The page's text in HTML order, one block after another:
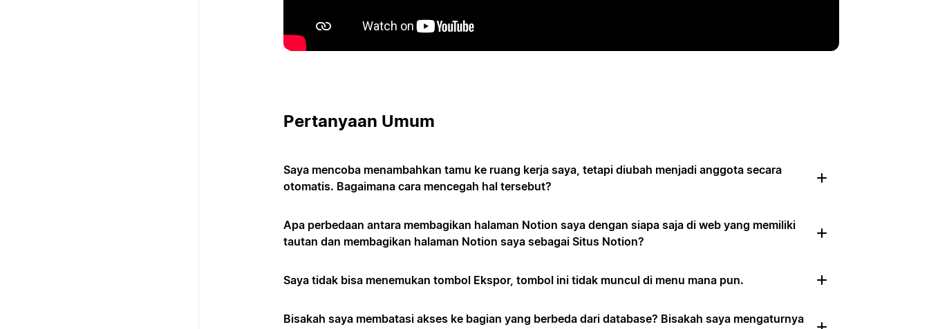
Pertanyaan Umum
Saya mencoba menambahkan tamu ke ruang kerja saya, tetapi diubah menjadi anggota secara
otomatis. Bagaimana cara mencegah hal tersebut?
Apa perbedaan antara membagikan halaman Notion saya dengan siapa saja di web yang memiliki
tautan dan membagikan halaman Notion saya sebagai Situs Notion?
Saya tidak bisa menemukan tombol Ekspor, tombol ini tidak muncul di menu mana pun.
Bisakah saya membatasi akses ke bagian yang berbeda dari database? Bisakah saya mengaturnya